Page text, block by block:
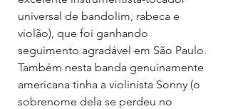
universal de bandolim, rabeca e
violão), que foi ganhando
seguimento agradável em São Paulo.
Também nesta banda genuinamente
americana tinha a violinista Sonny (o
sobrenome dela se perdeu no